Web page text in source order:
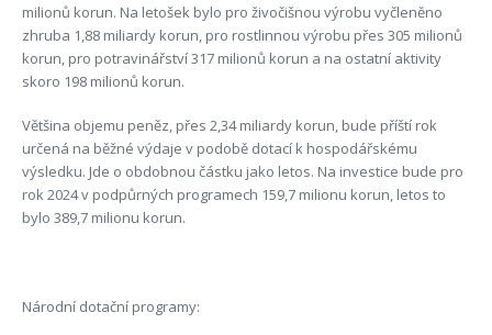
milionů korun. Na letošek bylo pro živočišnou výrobu vyčleněno
zhruba 1,88 miliardy korun, pro rostlinnou výrobu přes 305 milionů
korun, pro potravinářství 317 milionů korun a na ostatní aktivity
skoro 198 milionů korun.
Většina objemu peněz, přes 2,34 miliardy korun, bude příští rok
určená na běžné výdaje v podobě dotací k hospodářskému
výsledku. Jde o obdobnou částku jako letos. Na investice bude pro
rok 2024 v podpůrných programech 159,7 milionu korun, letos to
bylo 389,7 milionu korun.
Národní dotační programy: